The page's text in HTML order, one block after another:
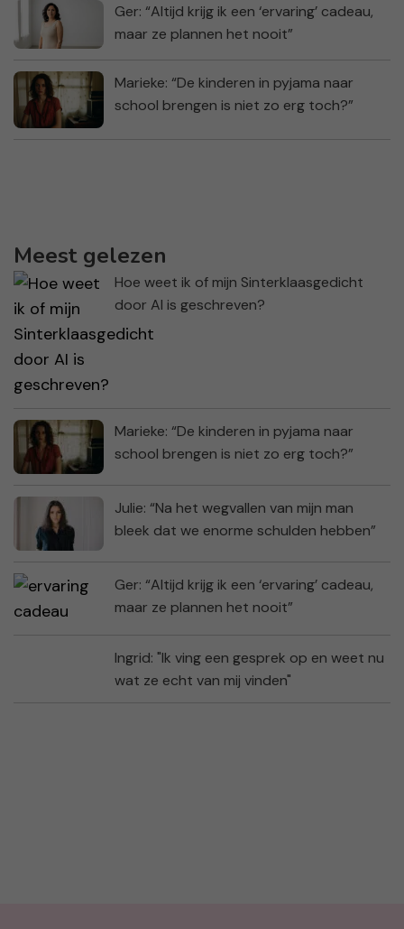
Ger: “Altijd krijg ik een ‘ervaring’ cadeau,
maar ze plannen het nooit”
Marieke: “De kinderen in pyjama naar
school brengen is niet zo erg toch?”
Meest gelezen
Hoe weet ik of mijn Sinterklaasgedicht
door AI is geschreven?
Marieke: “De kinderen in pyjama naar
school brengen is niet zo erg toch?”
Julie: “Na het wegvallen van mijn man
bleek dat we enorme schulden hebben”
Ger: “Altijd krijg ik een ‘ervaring’ cadeau,
maar ze plannen het nooit”
Ingrid: "Ik ving een gesprek op en weet nu
wat ze echt van mij vinden"